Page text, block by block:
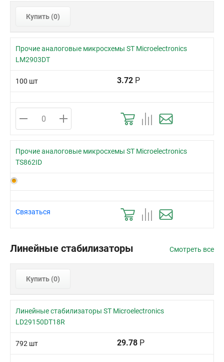
Купить (0)
Прочие аналоговые микросхемы ST Microelectronics
LM2903DT
100 шт 3.72 Р
Прочие аналоговые микросхемы ST Microelectronics
TS862ID
Связаться
Линейные стабилизаторы Смотреть все
Купить (0)
Линейные стабилизаторы ST Microelectronics
LD29150DT18R
792 шт 29.78 Р